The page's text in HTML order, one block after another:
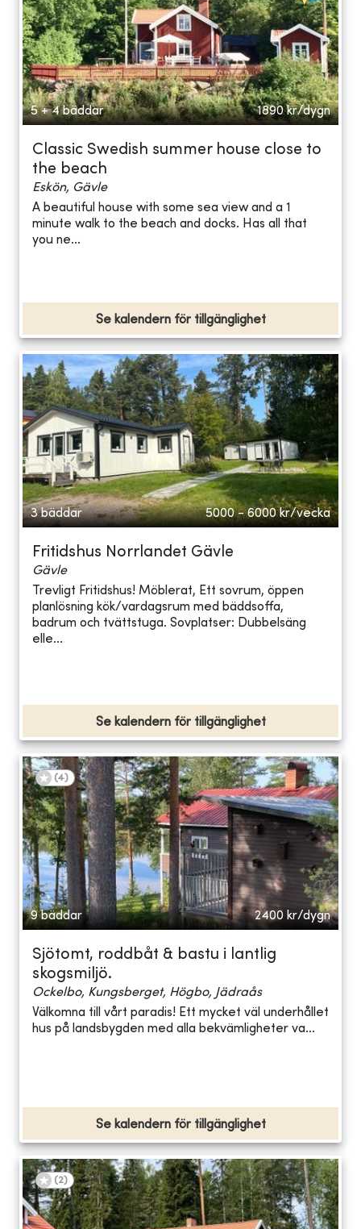
5 + 4 bäddar 1890 kr/dygn
Classic Swedish summer house close to
the beach
Eskön, Gävle
A beautiful house with some sea view and a 1
minute walk to the beach and docks. Has all that
you ne...
Se kalendern för tillgänglighet
3 bäddar 5000 - 6000 kr/vecka
Fritidshus Norrlandet Gävle
Gävle
Trevligt Fritidshus! Möblerat, Ett sovrum, öppen
planlösning kök/vardagsrum med bäddsoffa,
badrum och tvättstuga. Sovplatser: Dubbelsäng
elle...
Se kalendern för tillgänglighet
(4)
9 bäddar 2400 kr/dygn
Sjötomt, roddbåt & bastu i lantlig
skogsmiljö.
Ockelbo, Kungsberget, Högbo, Jädraås
Välkomna till vårt paradis! Ett mycket väl underhållet
hus på landsbygden med alla bekvämligheter va...
Se kalendern för tillgänglighet
(2)